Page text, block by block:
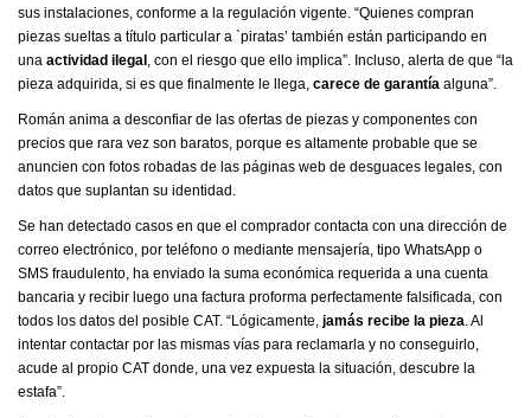
sus instalaciones, conforme a la regulación vigente. “Quienes compran
piezas sueltas a título particular a `piratas’ también están participando en
una actividad ilegal , con el riesgo que ello implica”. Incluso, alerta de que “la
pieza adquirida, si es que finalmente le llega, carece de garantía alguna”.
Román anima a desconfiar de las ofertas de piezas y componentes con
precios que rara vez son baratos, porque es altamente probable que se
anuncien con fotos robadas de las páginas web de desguaces legales, con
datos que suplantan su identidad.
Se han detectado casos en que el comprador contacta con una dirección de
correo electrónico, por teléfono o mediante mensajería, tipo WhatsApp o
SMS fraudulento, ha enviado la suma económica requerida a una cuenta
bancaria y recibir luego una factura proforma perfectamente falsificada, con
todos los datos del posible CAT. “Lógicamente, jamás recibe la pieza. Al
intentar contactar por las mismas vías para reclamarla y no conseguirlo,
acude al propio CAT donde, una vez expuesta la situación, descubre la
estafa”.